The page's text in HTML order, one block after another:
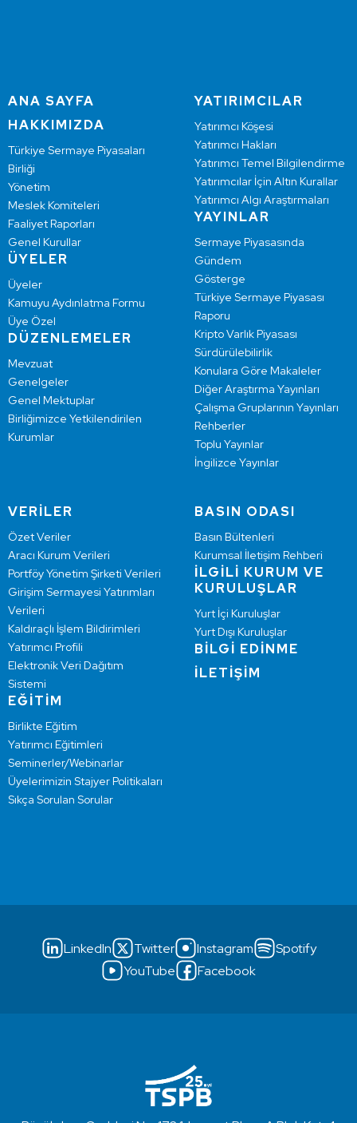
ANA SAYFA
HAKKIMIZDA
Türkiye Sermaye Piyasaları
Birliği
Yönetim
Meslek Komiteleri
Faaliyet Raporları
Genel Kurullar
ÜYELER
Üyeler
Kamuyu Aydınlatma Formu
Üye Özel
DÜZENLEMELER
Mevzuat
Genelgeler
Genel Mektuplar
Birliğimizce Yetkilendirilen
Kurumlar
YATIRIMCILAR
Yatırımcı Köşesi
Yatırımcı Hakları
Yatırımcı Temel Bilgilendirme
Yatırımcılar İçin Altın Kurallar
Yatırımcı Algı Araştırmaları
YAYINLAR
Sermaye Piyasasında
Gündem
Gösterge
Türkiye Sermaye Piyasası
Raporu
Kripto Varlık Piyasası
Sürdürülebilirlik
Konulara Göre Makaleler
Diğer Araştırma Yayınları
Çalışma Gruplarının Yayınları
Rehberler
Toplu Yayınlar
İngilizce Yayınlar
VERİLER
Özet Veriler
Aracı Kurum Verileri
Portföy Yönetim Şirketi Verileri
Girişim Sermayesi Yatırımları
Verileri
Kaldıraçlı İşlem Bildirimleri
Yatırımcı Profili
Elektronik Veri Dağıtım
Sistemi
EĞİTİM
Birlikte Eğitim
Yatırımcı Eğitimleri
Seminerler/Webinarlar
Üyelerimizin Stajyer Politikaları
Sıkça Sorulan Sorular
BASIN ODASI
Basın Bültenleri
Kurumsal İletişim Rehberi
İLGİLİ KURUM VE
KURULUŞLAR
Yurt İçi Kuruluşlar
Yurt Dışı Kuruluşlar
BİLGİ EDİNME
İLETİŞİM
LinkedIn Twitter Instagram
Spotify
YouTube
Facebook